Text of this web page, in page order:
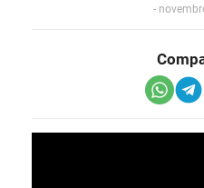
-